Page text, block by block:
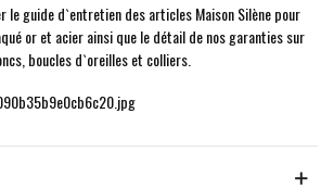
le guide d`entretien des articles Maison Silène pour
or et acier ainsi que le détail de nos garanties sur
boucles d`oreilles et colliers.